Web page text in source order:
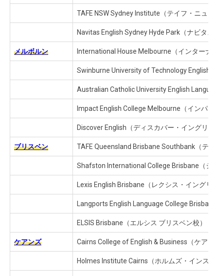
TAFE NSW Sydney Institute（テイフ・ニュ
Navitas English Sydney Hyde Park（ナビタ
メルボルン International House Melbourne（インターナ
Swinburne University of Technology English
Australian Catholic University English
Impact English College Melbourne（インパ
Discover English（ディスカバー・イングリッ
ブリスベン TAFE Queensland Brisbane Southbank（テ
Shafston International College Brisbane（シ
Lexis English Brisbane（レクシス・イングリ
Langports English Language College
ELSIS Brisbane（エルシス ブリスベン校）
ケアンズ Cairns College of English & Business（ケア
Holmes Institute Cairns（ホルムズ・インス